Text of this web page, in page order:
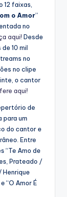
12 faixas,
o Amor”
no
aqui! Desde
10 mil
no
no clipe
o cantor
aqui!
de
para um
do cantor e
Entre
“Te Amo de
Prateado /
Henrique
“O Amor É